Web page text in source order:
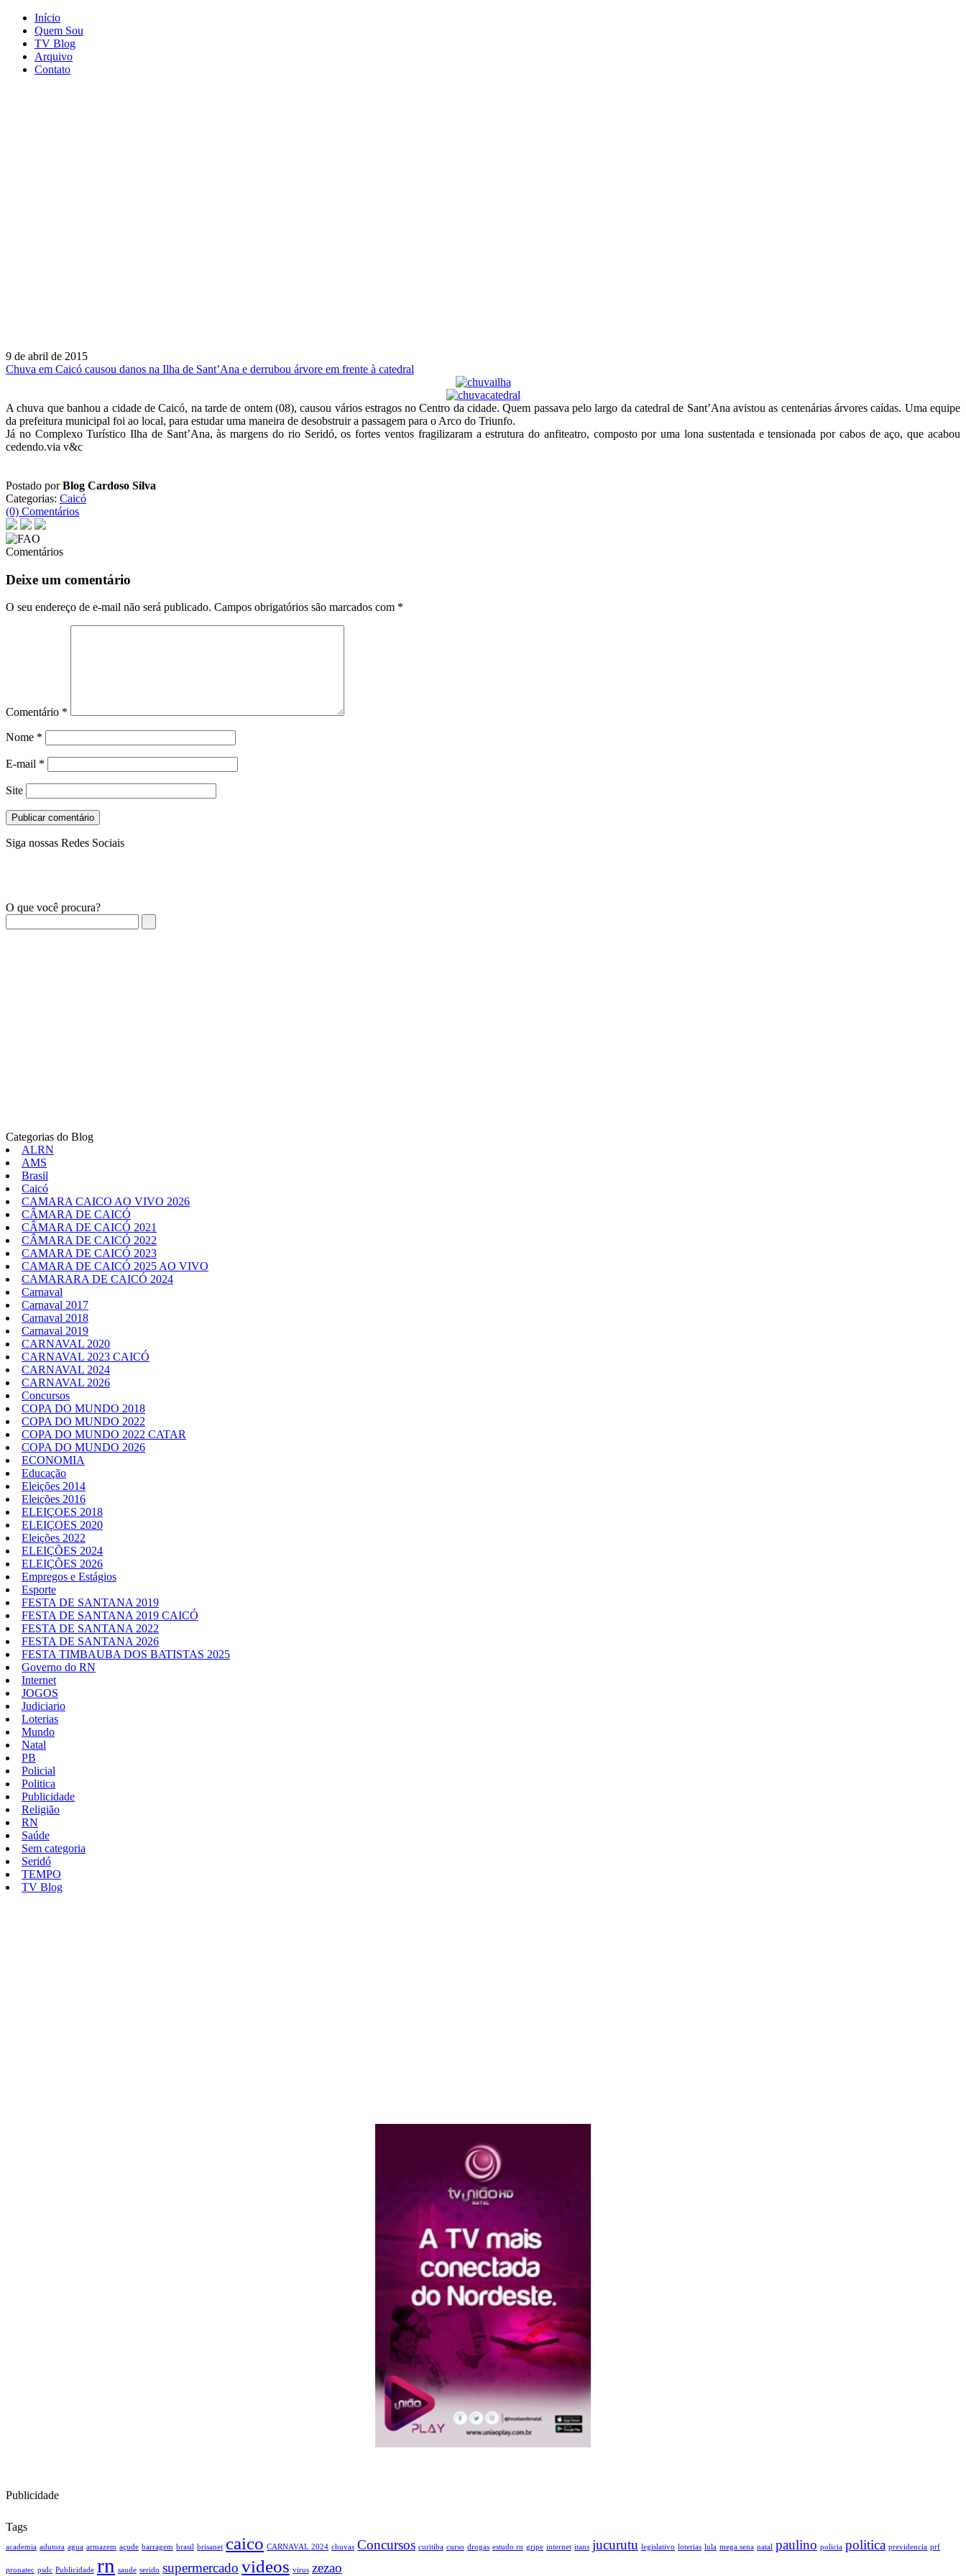
Início
Quem Sou
TV Blog
Arquivo
Contato
9 de abril de 2015
Chuva em Caicó causou danos na Ilha de Sant’Ana e derrubou árvore em frente à catedral
A chuva que banhou a cidade de Caicó, na tarde de ontem (08), causou vários estragos no Centro da cidade. Quem passava pelo largo da catedral de Sant’Ana avistou as centenárias árvores caídas. Uma equipe
da prefeitura municipal foi ao local, para estudar uma maneira de desobstruir a passagem para o Arco do Triunfo.
Já no Complexo Turístico Ilha de Sant’Ana, às margens do rio Seridó, os fortes ventos fragilizaram a estrutura do anfiteatro, composto por uma lona sustentada e tensionada por cabos de aço, que acabou
cedendo.via v&c
Postado porBlog Cardoso Silva
Categorias: Caicó
(0) Comentários
Comentários
Deixe um comentário
O seu endereço de e-mail não será publicado. Campos obrigatórios são marcados com *
Comentário *
Nome *
E-mail *
Site
Siga nossas Redes Sociais
O que você procura?
Categorias do Blog
ALRN
AMS
Brasil
Caicó
CAMARA CAICO AO VIVO 2026
CÂMARA DE CAICÓ
CÂMARA DE CAICÓ 2021
CÂMARA DE CAICÓ 2022
CAMARA DE CAICÓ 2023
CAMARA DE CAICÓ 2025 AO VIVO
CAMARARA DE CAICÓ 2024
Carnaval
Carnaval 2017
Carnaval 2018
Carnaval 2019
CARNAVAL 2020
CARNAVAL 2023 CAICÓ
CARNAVAL 2024
CARNAVAL 2026
Concursos
COPA DO MUNDO 2018
COPA DO MUNDO 2022
COPA DO MUNDO 2022 CATAR
COPA DO MUNDO 2026
ECONOMIA
Educação
Eleições 2014
Eleições 2016
ELEIÇOES 2018
ELEIÇOES 2020
Eleições 2022
ELEIÇÕES 2024
ELEIÇÕES 2026
Empregos e Estágios
Esporte
FESTA DE SANTANA 2019
FESTA DE SANTANA 2019 CAICÓ
FESTA DE SANTANA 2022
FESTA DE SANTANA 2026
FESTA TIMBAUBA DOS BATISTAS 2025
Governo do RN
Internet
JOGOS
Judiciario
Loterias
Mundo
Natal
PB
Policial
Politica
Publicidade
Religião
RN
Saúde
Sem categoria
Seridó
TEMPO
TV Blog
Publicidade
Tags
academia adutora agua armazem açude barragem brasil brisanet caico CARNAVAL 2024 chuvas Concursos curitiba curso drogas estudo rn gripe internet itans jucurutu legislativo loterias lula mega sena natal paulino policia politica previdencia prf
pronatec psdc Publicidade rn saude serido supermercado videos virus zezao